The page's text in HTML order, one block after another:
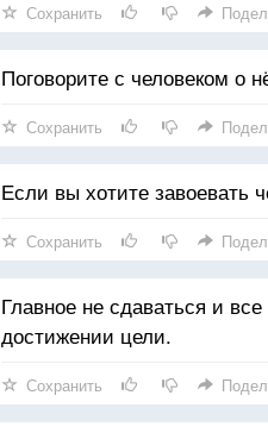
Сохранить
Поговорите с человеком о
Сохранить
Если вы хотите завоевать
Сохранить
Главное не сдаваться и
достижении цели.
Сохранить